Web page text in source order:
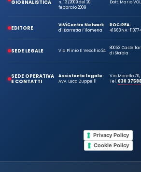
GIORNALISTICA
n. 13/2009 del 20
febbraio 2009
Dott. Mario
EDITORE
ViViCentro Network
di Barretta Filomena
ROC:
41663
REA:
NA-
SEDE LEGALE Via Plinio Il Vecchio 24
80053
di Stabia
SEDE OPERATIVA
E CONTATTI
Assistente legale:
Avv. Luca Zuppelli
Via Moretto 70,
Tel.030
Privacy Policy
Cookie Policy